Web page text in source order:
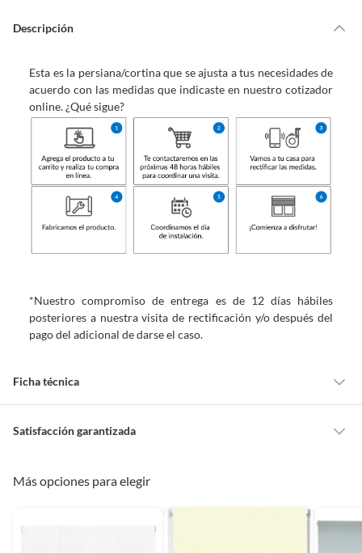
Descripción
Esta es la persiana/cortina que se ajusta a tus necesidades de
acuerdo con las medidas que indicaste en nuestro cotizador
online. ¿Qué sigue?
*Nuestro compromiso de entrega es de 12 días hábiles
posteriores a nuestra visita de rectificación y/o después del
pago del adicional de darse el caso.
Ficha técnica
Marca
Nivel de opacidad
Satisfacción garantizada
Satisfacción garantizada. Esto significa que, si no te gustó el producto
que adquiriste o te diste cuenta de que necesitas otro tipo de producto
para tus proyectos, puedes solicitar la devolución de tu dinero o el
Más opciones para elegir